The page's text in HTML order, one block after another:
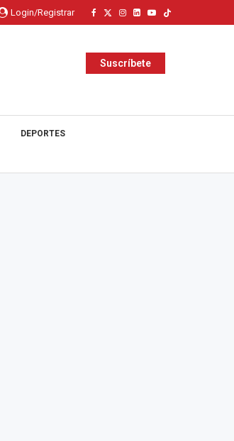
Login/Registrar
Suscríbete
DEPORTES